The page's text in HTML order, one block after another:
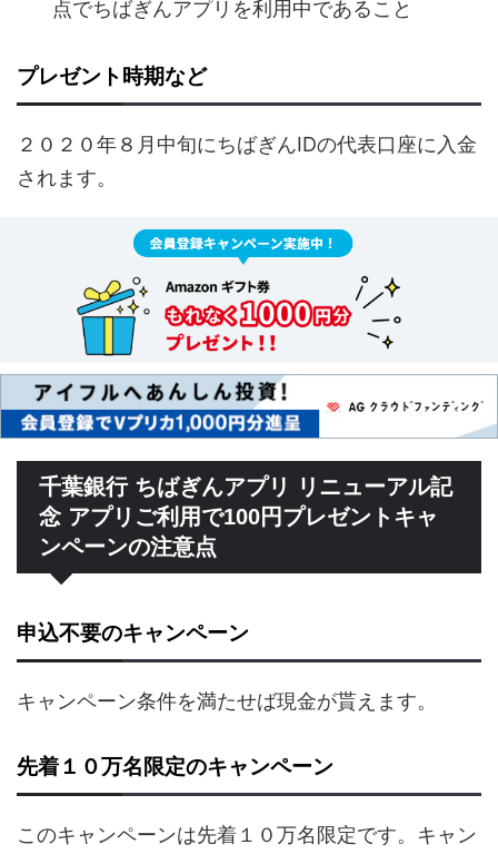
点でちばぎんアプリを利用中であること
プレゼント時期など
２０２０年８月中旬にちばぎんIDの代表口座に入金
されます。
千葉銀行 ちばぎんアプリ リニューアル記
念 アプリご利用で100円プレゼントキャ
ンペーンの注意点
申込不要のキャンペーン
キャンペーン条件を満たせば現金が貰えます。
先着１０万名限定のキャンペーン
このキャンペーンは先着１０万名限定です。キャン